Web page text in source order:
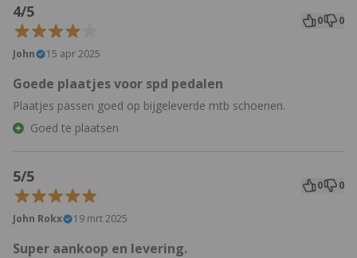
4/5 0 0
John 15 apr 2025
Goede plaatjes voor spd pedalen
Plaatjes passen goed op bijgeleverde mtb schoenen.
Goed te plaatsen
5/5 0 0
John Rokx 19 mrt 2025
Super aankoop en levering.